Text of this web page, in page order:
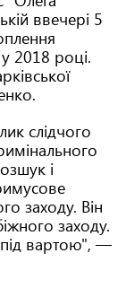
ввечері 5
2018 році.
слідчого
і
заходу. Він
заходу.
вартою", —